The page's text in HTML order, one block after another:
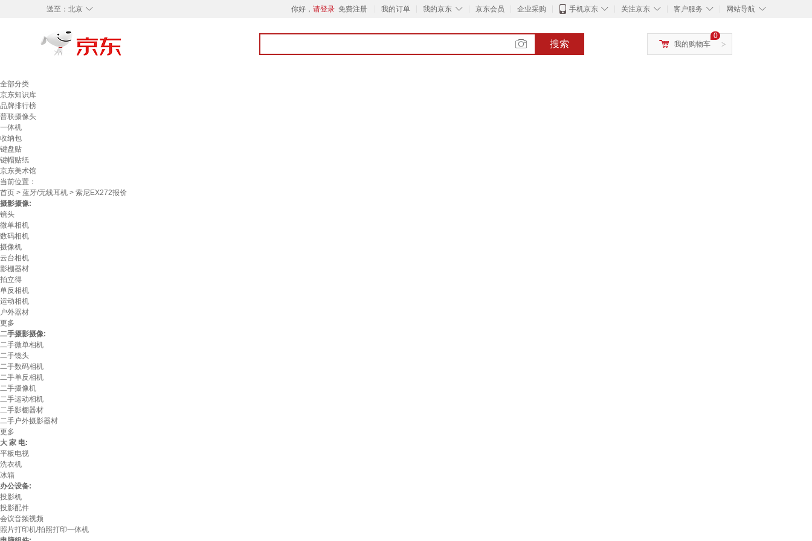
◇
送至： 北京 你好， 请登录 免费注册 我的订单 ◇
我的京东 京东会员 企业采购 ◇
手机京东 ◇
关注京东 ◇
客户服务 ◇
网站导航
搜索 >
0
我的购物车
全部分类
京东知识库
品牌排行榜
普联摄像头
一体机
收纳包
键盘贴
键帽贴纸
京东美术馆
当前位置：
首页 > 蓝牙/无线耳机 > 索尼EX272报价
摄影摄像:
镜头
微单相机
数码相机
摄像机
云台相机
影棚器材
拍立得
单反相机
运动相机
户外器材
更多
二手摄影摄像:
二手微单相机
二手镜头
二手数码相机
二手单反相机
二手摄像机
二手运动相机
二手影棚器材
二手户外摄影器材
更多
大 家 电:
平板电视
洗衣机
冰箱
办公设备:
投影机
投影配件
会议音频视频
照片打印机/拍照打印一体机